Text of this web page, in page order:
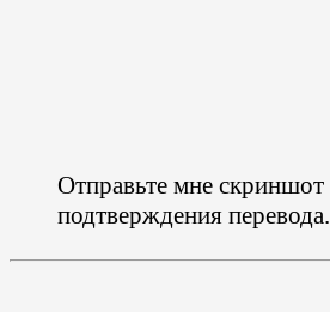
Отправьте мне скриншот
подтверждения перевода.